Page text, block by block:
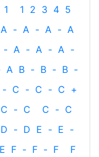
1 1 2 3 4 5
A - A - A - A
- A - A - A -
A B - B - B -
- C - C - C +
C - C C - C
D - D E - E -
E F - F - F
F